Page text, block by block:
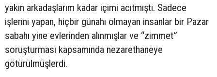
yakın arkadaşlarım kadar içimi acıtmıştı. Sadece
işlerini yapan, hiçbir günahı olmayan insanlar bir Pazar
sabahı yine evlerinden alınmışlar ve “zimmet”
soruşturması kapsamında nezarethaneye
götürülmüşlerdi.